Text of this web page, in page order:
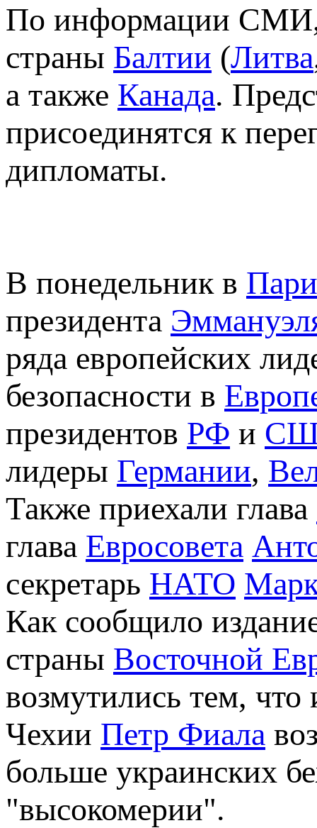
По информации СМИ,
страны Балтии (Литва
а также Канада.
присоединятся к
дипломаты.
В понедельник в
президента
ряда европейских
безопасности в
президентов РФ и
лидеры Германии,
Также приехали глава
глава Евросовета
секретарь НАТО
Как сообщило
страны Восточной
возмутились тем,
Чехии Петр Фиала
больше украинских
"высокомерии".